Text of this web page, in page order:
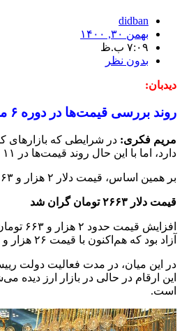
didban
بهمن ۳۰, ۱۴۰۰
۷:۰۹ ب.ظ
بدون نظر
دیدبان:
روند بررسی قیمت‌ها در دوره ۶ ماه و نیم فعالیت دولت سیزدهم، از رشد قیمت طلا، سکه و دلار حکایت دارد.
مریم فکری: در شرایطی که بازارهای
دارد، اما با این حال روند قیمت‌ها در ۱۱ ماه اخیر، نشان از رشد قیمت‌ها دارد.
بر همین اساس، قیمت دلار ۲ هزار و ۶۶۳ تومان، سکه ۵۲۸ هزار تومان و هر گرم طلای ۱۸ عیار ۱۰۴ هزار تومان از ابتدای امسال تاکنون گران شده است.
قیمت دلار ۲۶۶۳ تومان گران شد
آزاد بود که هم‌اکنون با قیمت ۲۶ هزار و ۵۶ تومان دیده می‌شود. این یعنی در این مدت قیمت دلار ۱۱.۳ درصد رشد داشته است.
است.